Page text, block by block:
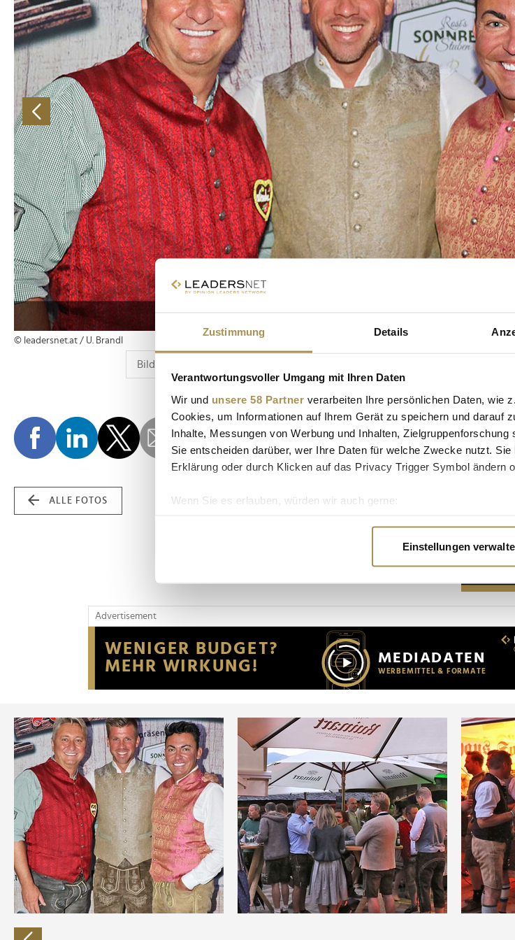
Zustimmung Details
Verantwortungsvoller Umgang mit Ihren Daten
Wir und unsere 58 Partner verarbeiten Ihre persönlichen Daten, wie
Cookies, um Informationen auf Ihrem Gerät zu speichern und darauf
Inhalte, Messungen von Werbung und Inhalten,
Sie entscheiden darüber, wer Ihre Daten für welche Zwecke nutzt.
Erklärung oder durch Klicken auf das Privacy Trigger Symbol ändern
Wenn Sie es erlauben, würden wir auch gerne:
Erfahren Sie mehr darüber, wie Ihre persönlichen Daten verarbeitet
Wir verwenden Cookies, um Inhalte und Anzeigen zu personalisieren,
Website an unsere Partner für soziale Medien, Werbung und
möglicherweise mit weiteren Daten zusammen, die Sie ihnen
der Dienste gesammelt haben.
Einstellungen
© leadersnet.at / U. Brandl
ALLE FOTOS
Advertisement